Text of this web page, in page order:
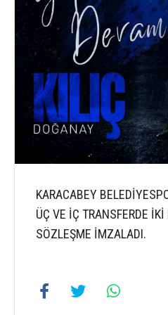
KARACABEY
ÜÇ VE İÇ TRANSFERDE
SÖZLEŞME İMZALADI.